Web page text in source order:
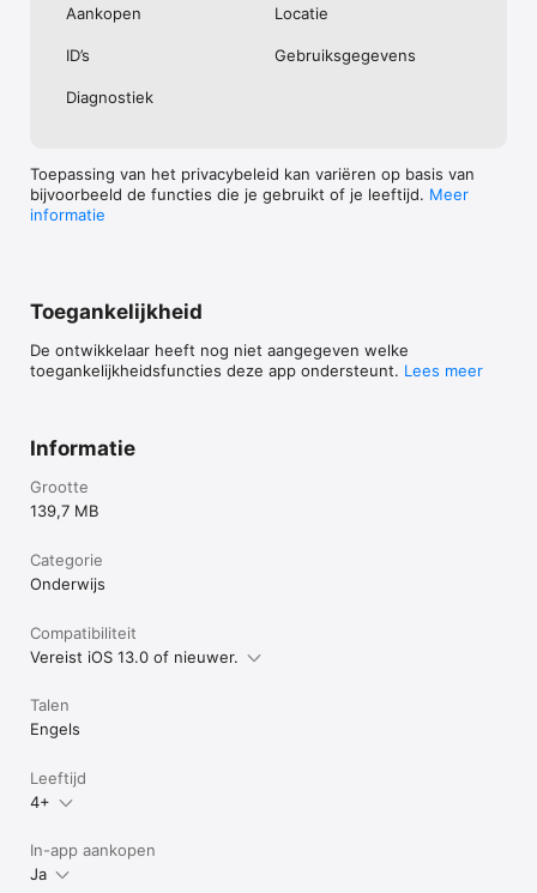
Aankopen
Locatie
ID’s Gebruiks­gegevens
Diagnostiek
Toepassing van het privacybeleid kan variëren op basis van
bijvoorbeeld de functies die je gebruikt of je leeftijd. Meer
informatie
Toegankelijkheid
De ontwikkelaar heeft nog niet aangegeven welke
toegankelijkheidsfuncties deze app ondersteunt. Lees meer
Informatie
Grootte
139,7 MB
Categorie
Onderwijs
Compatibiliteit
Vereist iOS 13.0 of nieuwer.
Talen
Engels
Leeftijd
4+
In-app aankopen
Ja